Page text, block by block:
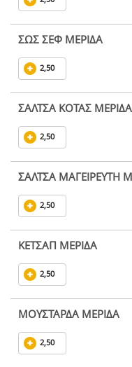
ΣΩΣ ΣΕΦ ΜΕΡΙΔΑ
2,50
ΣΑΛΤΣΑ ΚΟΤΑΣ ΜΕΡΙΔΑ
2,50
ΣΑΛΤΣΑ ΜΑΓΕΙΡΕΥΤΗ
2,50
ΚΕΤΣΑΠ ΜΕΡΙΔΑ
2,50
ΜΟΥΣΤΑΡΔΑ ΜΕΡΙΔΑ
2,50